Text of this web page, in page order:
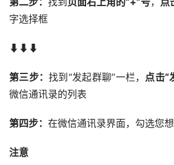
字选择框
⬇⬇⬇
第三步：找到“发起群聊”一栏， 点击“
微信通讯录的列表
第四步： 在微信通讯录界面，勾选您想
注意